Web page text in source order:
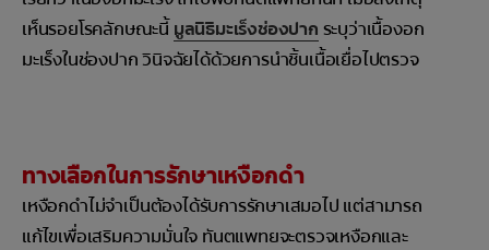
เห็นรอยโรคลักษณะนี้ มูลนิธิมะเร็งช่องปาก ระบุว่าเนื้องอก
มะเร็งในช่องปาก วินิจฉัยได้ด้วยการนำชิ้นเนื้อเยื่อไปตรวจ
ทางเลือกในการรักษาเหงือกดำ
เหงือกดำไม่จำเป็นต้องได้รับการรักษาเสมอไป แต่สามารถ
แก้ไขเพื่อเสริมความมั่นใจ ทันตแพทยจะตรวจเหงือกและ